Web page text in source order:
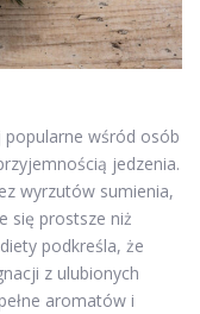
wśród osób
jedzenia.
wyrzutów sumienia,
się prostsze niż
podkreśla, że
z ulubionych
aromatów i